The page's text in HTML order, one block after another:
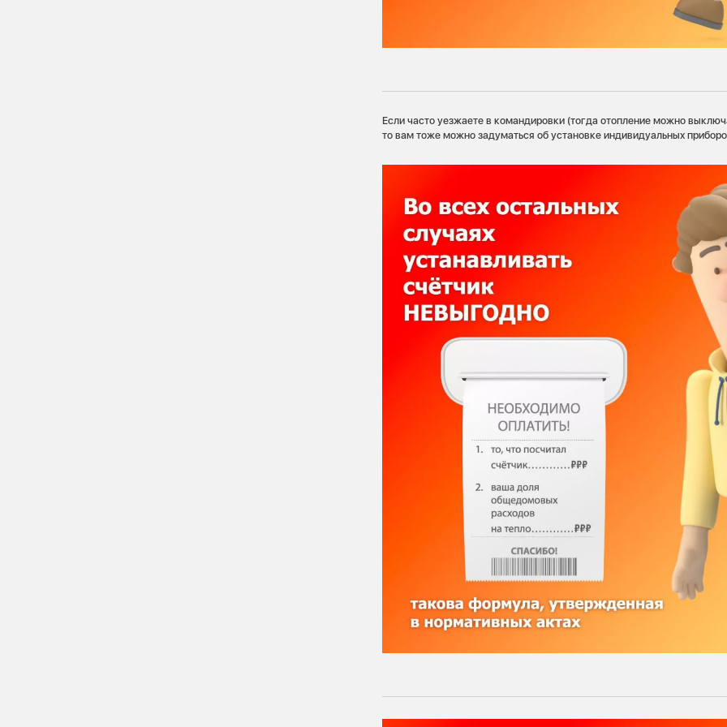
Если часто уезжаете в командировки (тогда отопление можно
то вам тоже можно задуматься об установке индивидуальных